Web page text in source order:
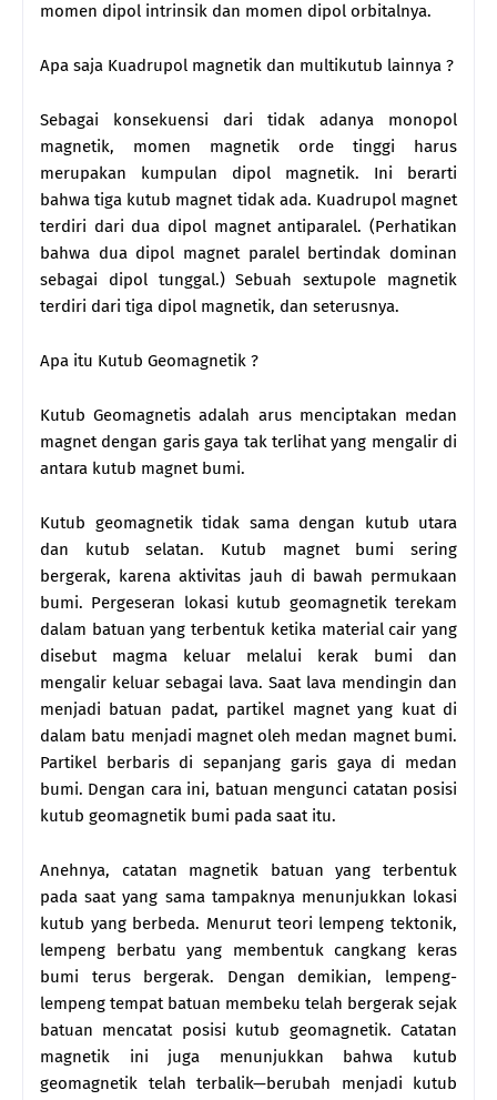
momen dipol intrinsik dan momen dipol orbitalnya.
Apa saja Kuadrupol magnetik dan multikutub lainnya ?
Sebagai konsekuensi dari tidak adanya monopol
magnetik, momen magnetik orde tinggi harus
merupakan kumpulan dipol magnetik. Ini berarti
bahwa tiga kutub magnet tidak ada. Kuadrupol magnet
terdiri dari dua dipol magnet antiparalel. (Perhatikan
bahwa dua dipol magnet paralel bertindak dominan
sebagai dipol tunggal.) Sebuah sextupole magnetik
terdiri dari tiga dipol magnetik, dan seterusnya.
Apa itu Kutub Geomagnetik ?
Kutub Geomagnetis adalah arus menciptakan medan
magnet dengan garis gaya tak terlihat yang mengalir di
antara kutub magnet bumi.
Kutub geomagnetik tidak sama dengan kutub utara
dan kutub selatan. Kutub magnet bumi sering
bergerak, karena aktivitas jauh di bawah permukaan
bumi. Pergeseran lokasi kutub geomagnetik terekam
dalam batuan yang terbentuk ketika material cair yang
disebut magma keluar melalui kerak bumi dan
mengalir keluar sebagai lava. Saat lava mendingin dan
menjadi batuan padat, partikel magnet yang kuat di
dalam batu menjadi magnet oleh medan magnet bumi.
Partikel berbaris di sepanjang garis gaya di medan
bumi. Dengan cara ini, batuan mengunci catatan posisi
kutub geomagnetik bumi pada saat itu.
Anehnya, catatan magnetik batuan yang terbentuk
pada saat yang sama tampaknya menunjukkan lokasi
kutub yang berbeda. Menurut teori lempeng tektonik,
lempeng berbatu yang membentuk cangkang keras
bumi terus bergerak. Dengan demikian, lempeng-
lempeng tempat batuan membeku telah bergerak sejak
batuan mencatat posisi kutub geomagnetik. Catatan
magnetik ini juga menunjukkan bahwa kutub
geomagnetik telah terbalik—berubah menjadi kutub